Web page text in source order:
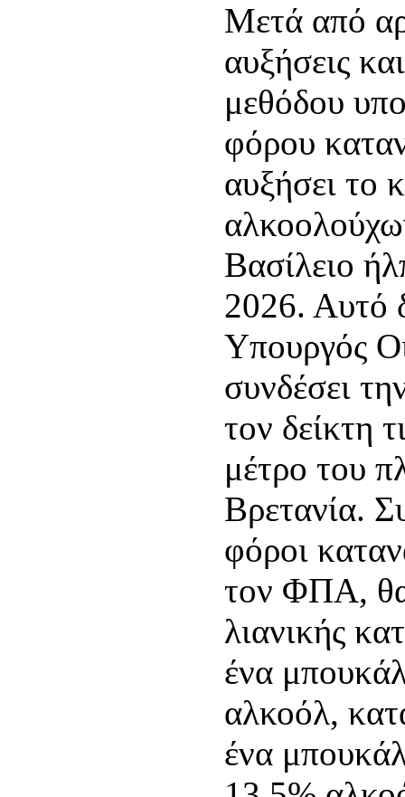
Μετά από
αυξήσεις
μεθόδου
φόρου
αυξήσει το
Βασίλειο
2026. Αυτό
Υπουργός
συνδέσει
τον δείκτη
μέτρο του
Βρετανία.
φόροι
τον ΦΠΑ, θα
λιανικής
ένα
αλκοόλ,
ένα